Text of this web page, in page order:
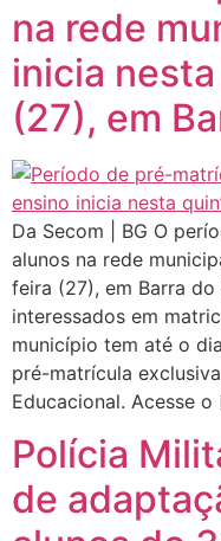
na rede
inicia
(27), em
Da Secom | BG O
alunos na rede
feira (27), em Barra do
interessados em
município tem até o
pré-matrícula
Educacional. Acesse
Polícia
de